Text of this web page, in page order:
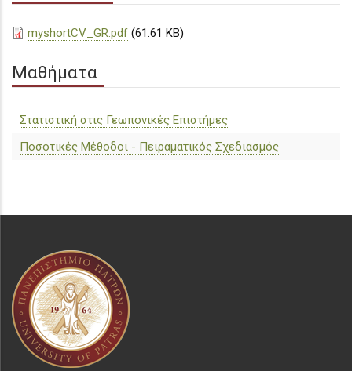
myshortCV_GR.pdf (61.61 KB)
Μαθήματα
Στατιστική στις Γεωπονικές Επιστήμες
Ποσοτικές Μέθοδοι - Πειραματικός Σχεδιασμός